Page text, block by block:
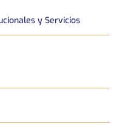
y Servicios